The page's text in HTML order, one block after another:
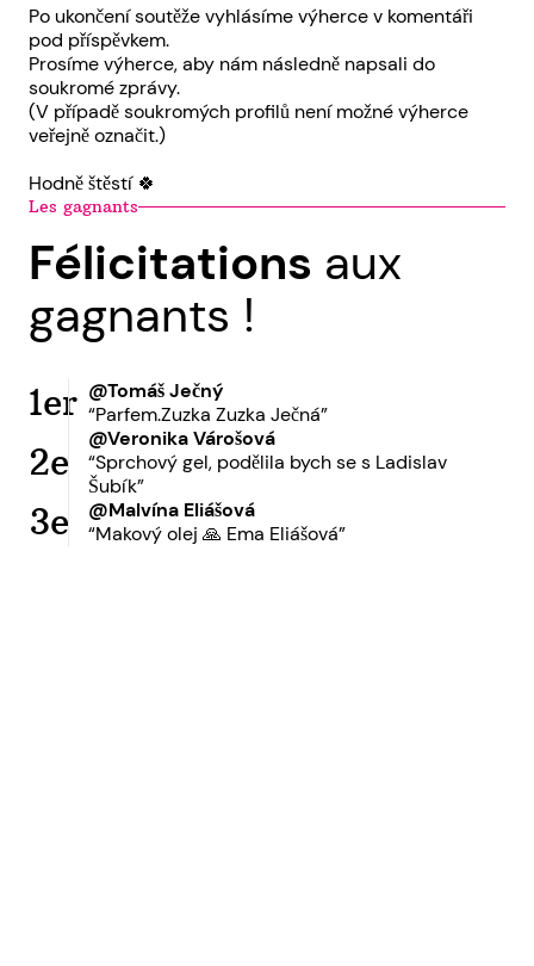
Po ukončení soutěže vyhlásíme výherce v komentáři
pod příspěvkem.
Prosíme výherce, aby nám následně napsali do
soukromé zprávy.
(V případě soukromých profilů není možné výherce
veřejně označit.)
Hodně štěstí 🍀
Les gagnants
Félicitations aux
gagnants !
1er @Tomáš Ječný
“Parfem.Zuzka Zuzka Ječná”
2e
@Veronika Várošová
“Sprchový gel, podělila bych se s Ladislav
Šubík”
3e
@Malvína Eliášová
“Makový olej 🙏 Ema Eliášová”